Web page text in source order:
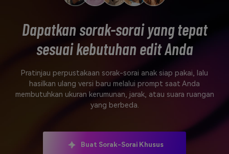
Dapatkan sorak-sorai yang tepat
sesuai kebutuhan edit Anda
Pratinjau perpustakaan sorak-sorai anak siap pakai, lalu
hasilkan ulang versi baru melalui prompt saat Anda
membutuhkan ukuran kerumunan, jarak, atau suara ruangan
yang berbeda.
Buat Sorak-Sorai Khusus